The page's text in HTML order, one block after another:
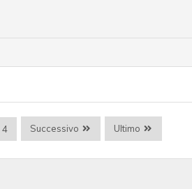
4 Successivo Ultimo